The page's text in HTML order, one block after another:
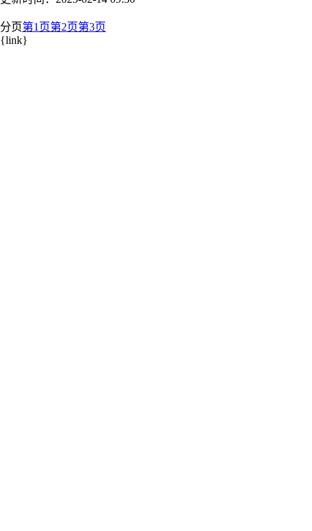
分页第1页第2页第3页
{link}